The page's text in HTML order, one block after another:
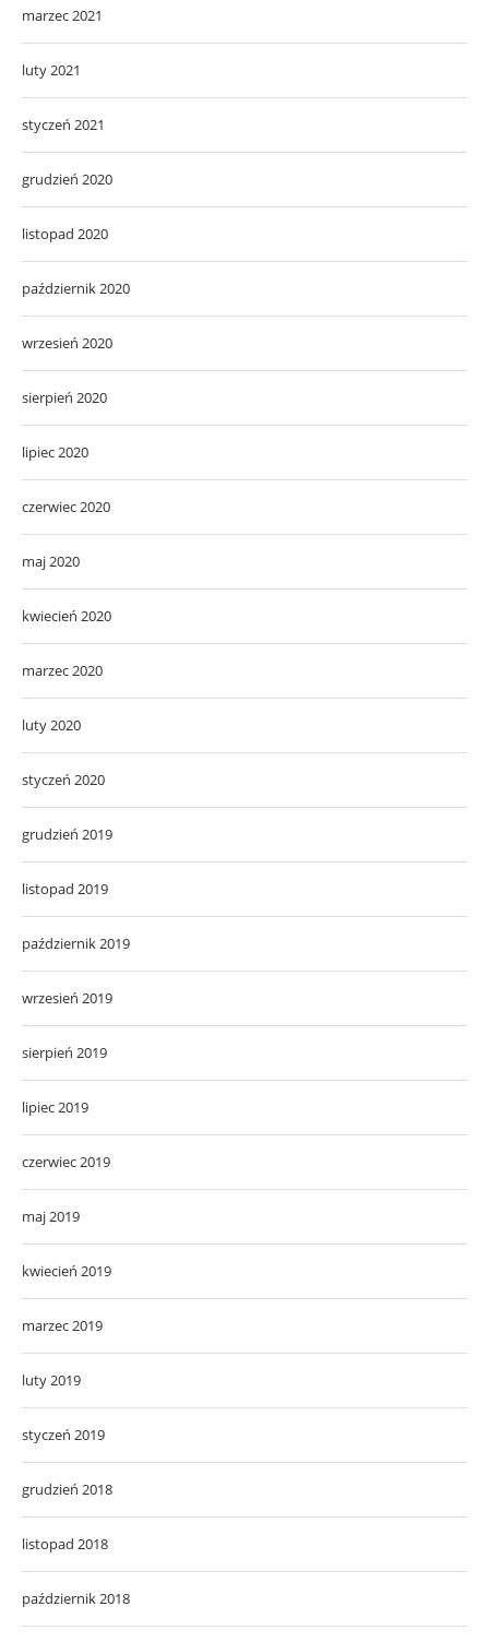
marzec 2021
luty 2021
styczeń 2021
grudzień 2020
listopad 2020
październik 2020
wrzesień 2020
sierpień 2020
lipiec 2020
czerwiec 2020
maj 2020
kwiecień 2020
marzec 2020
luty 2020
styczeń 2020
grudzień 2019
listopad 2019
październik 2019
wrzesień 2019
sierpień 2019
lipiec 2019
czerwiec 2019
maj 2019
kwiecień 2019
marzec 2019
luty 2019
styczeń 2019
grudzień 2018
listopad 2018
październik 2018